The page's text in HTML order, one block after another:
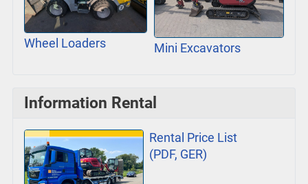
Wheel Loaders Mini Excavators
Information Rental
Rental Price List
(PDF, GER)